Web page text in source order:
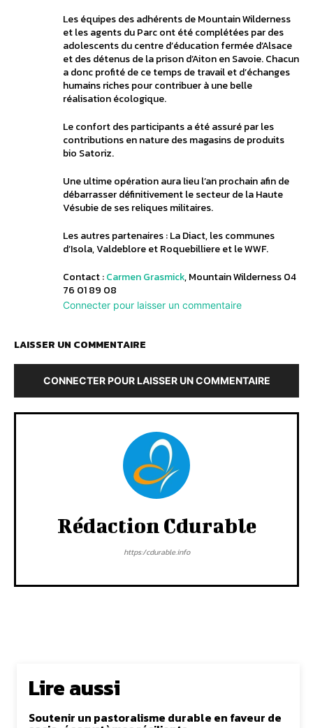
Les équipes des adhérents de Mountain Wilderness
et les agents du Parc ont été complétées par des
adolescents du centre d’éducation fermée d’Alsace
et des détenus de la prison d’Aiton en Savoie. Chacun
a donc profité de ce temps de travail et d’échanges
humains riches pour contribuer à une belle
réalisation écologique.
Le confort des participants a été assuré par les
contributions en nature des magasins de produits
bio Satoriz.
Une ultime opération aura lieu l’an prochain afin de
débarrasser définitivement le secteur de la Haute
Vésubie de ses reliques militaires.
Les autres partenaires : La Diact, les communes
d’Isola, Valdeblore et Roquebilliere et le WWF.
Contact :Carmen Grasmick, Mountain Wilderness 04
76 01 89 08
Connecter pour laisser un commentaire
LAISSER UN COMMENTAIRE
CONNECTER POUR LAISSER UN COMMENTAIRE
Rédaction Cdurable
https:/cdurable.info
Lire aussi
Soutenir un pastoralisme durable en faveur de